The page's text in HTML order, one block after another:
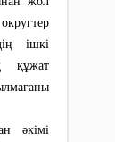
ішкі
құжат
әкімі